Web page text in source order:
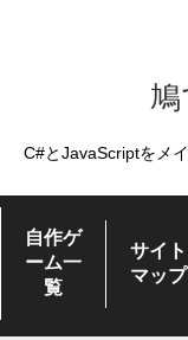
C#とJavaScriptをメ
自作ゲ
ーム一
覧
サイト
マップ